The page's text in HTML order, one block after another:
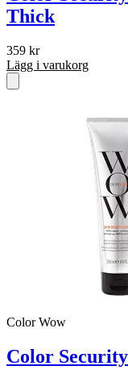
Thick
359 kr
Lägg i varukorg
Color Wow
Color